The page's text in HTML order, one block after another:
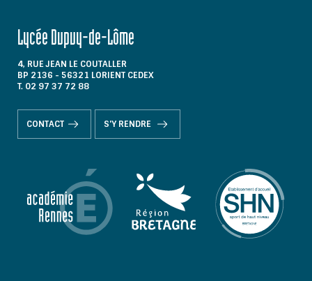
Lycée Dupuy-de-Lôme
4, RUE JEAN LE COUTALLER
BP 2136 - 56321 LORIENT CEDEX
T. 02 97 37 72 88
CONTACT S'Y RENDRE